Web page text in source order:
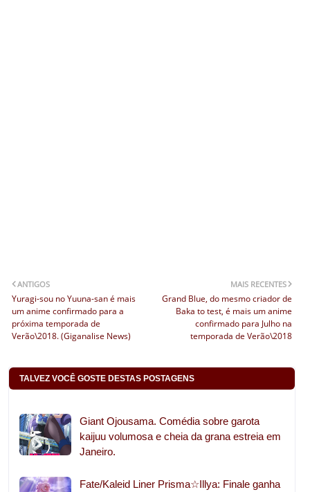
MAIS RECENTES
Grand Blue, do mesmo criador de
Baka to test, é mais um anime
confirmado para Julho na
temporada de Verão\2018
ANTIGOS
Yuragi-sou no Yuuna-san é mais
um anime confirmado para a
próxima temporada de
Verão\2018. (Giganalise News)
TALVEZ VOCÊ GOSTE DESTAS POSTAGENS
Giant Ojousama. Comédia sobre garota
kaijuu volumosa e cheia da grana estreia em
Janeiro.
Fate/Kaleid Liner Prisma☆Illya: Finale ganha